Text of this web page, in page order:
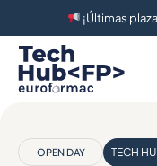
¡Últimas
OPEN DAY TECH